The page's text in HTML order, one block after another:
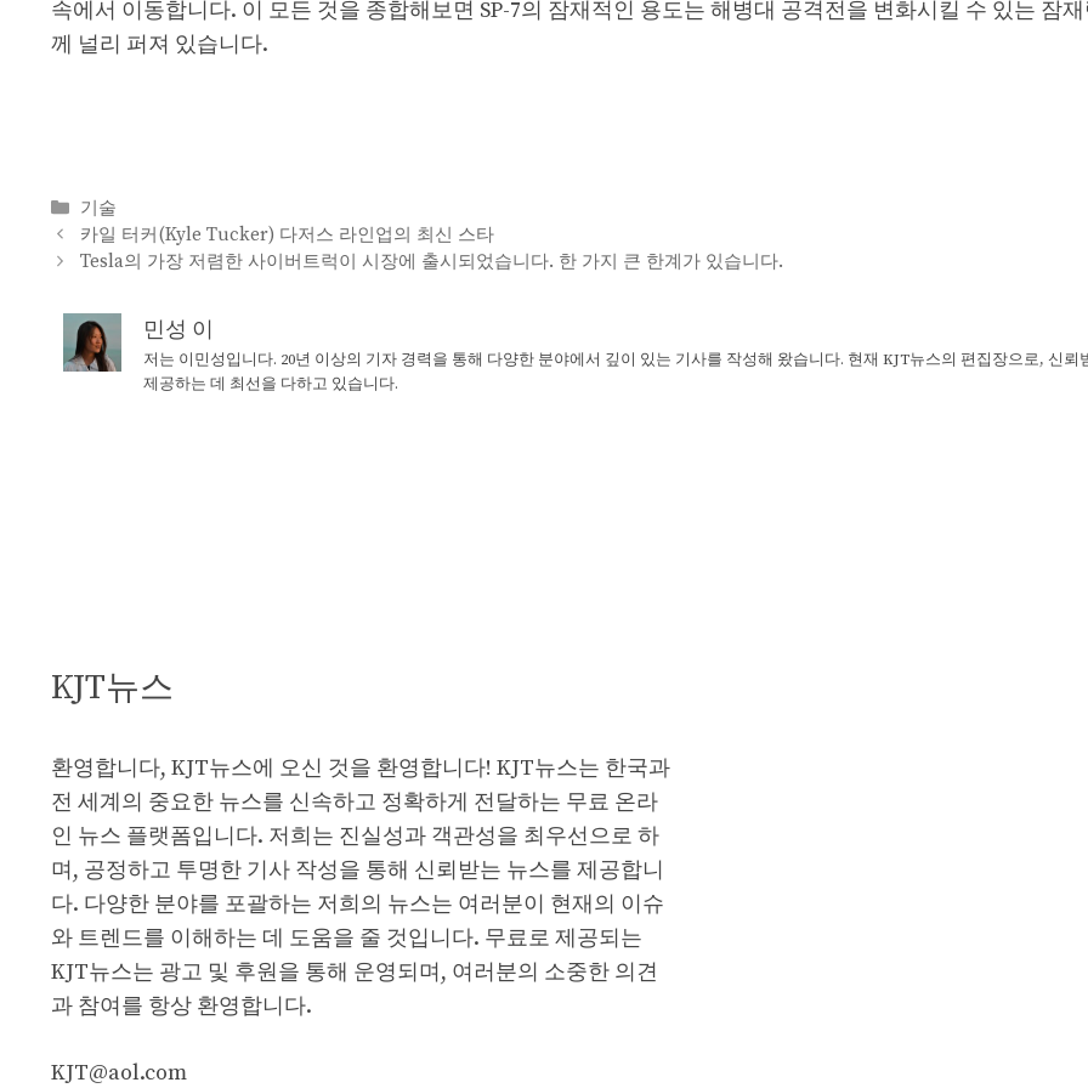
속에서 이동합니다. 이 모든 것을 종합해보면 SP-7의 잠재적인 용도는 해병대 공격전을 변화시킬 수 있는 잠
께 널리 퍼져 있습니다.
Categories
기술
카일 터커(Kyle Tucker) 다저스 라인업의 최신 스타
Tesla의 가장 저렴한 사이버트럭이 시장에 출시되었습니다. 한 가지 큰 한계가 있습니다.
민성 이
저는 이민성입니다. 20년 이상의 기자 경력을 통해 다양한 분야에서 깊이 있는 기사를 작성해 왔습니다. 현재 KJT뉴스의 편집장으로, 신뢰
제공하는 데 최선을 다하고 있습니다.
KJT뉴스
환영합니다, KJT뉴스에 오신 것을 환영합니다! KJT뉴스는 한국과
전 세계의 중요한 뉴스를 신속하고 정확하게 전달하는 무료 온라
인 뉴스 플랫폼입니다. 저희는 진실성과 객관성을 최우선으로 하
며, 공정하고 투명한 기사 작성을 통해 신뢰받는 뉴스를 제공합니
다. 다양한 분야를 포괄하는 저희의 뉴스는 여러분이 현재의 이슈
와 트렌드를 이해하는 데 도움을 줄 것입니다. 무료로 제공되는
KJT뉴스는 광고 및 후원을 통해 운영되며, 여러분의 소중한 의견
과 참여를 항상 환영합니다.
KJT@aol.com